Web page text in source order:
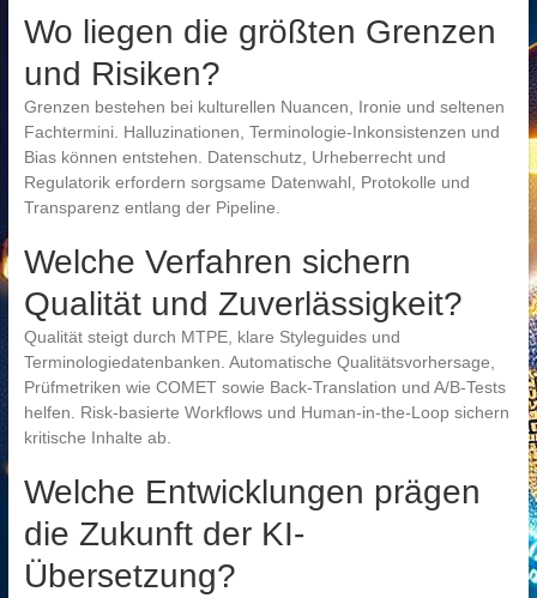
Wo liegen die größten Grenzen
und Risiken?
Grenzen bestehen bei kulturellen Nuancen, Ironie und seltenen
Fachtermini. Halluzinationen, Terminologie-Inkonsistenzen und
Bias können entstehen. Datenschutz, Urheberrecht und
Regulatorik erfordern sorgsame Datenwahl, Protokolle und
Transparenz entlang der Pipeline.
Welche Verfahren sichern
Qualität und Zuverlässigkeit?
Qualität steigt durch MTPE, klare Styleguides und
Terminologiedatenbanken. Automatische Qualitätsvorhersage,
Prüfmetriken wie COMET sowie Back-Translation und A/B-Tests
helfen. Risk-basierte Workflows und Human-in-the-Loop sichern
kritische Inhalte ab.
Welche Entwicklungen prägen
die Zukunft der KI-
Übersetzung?